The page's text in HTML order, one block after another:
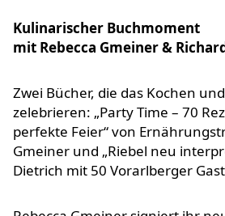
Kulinarischer Buchmoment
mit Rebecca Gmeiner &
Zwei Bücher, die das Kochen
zelebrieren: „Party Time – 70
perfekte Feier“ von
Gmeiner und „Riebel neu
Dietrich mit 50 Vorarlberger